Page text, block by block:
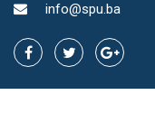
info@spu.ba